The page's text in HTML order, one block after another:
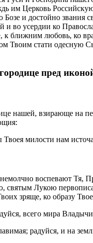
им Церковь
Бозе и достойно
и во усердии ко
к ближним любовь, ко
Твоим стати одесную
пред
нашей, взирающе на
Твоея милости нам
воспевают Тя,
Лукою
зряще, ко образу
всего мира
радуйся, и на